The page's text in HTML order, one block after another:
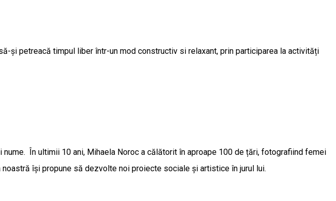
și petreacă timpul liber într-un mod constructiv si relaxant, prin participarea la activități
În ultimii 10 ani, Mihaela Noroc a călătorit în aproape 100 de țări, fotografiind femei
își propune să dezvolte noi proiecte sociale și artistice în jurul lui.